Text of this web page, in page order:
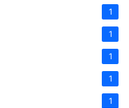
1
1
1
1
1